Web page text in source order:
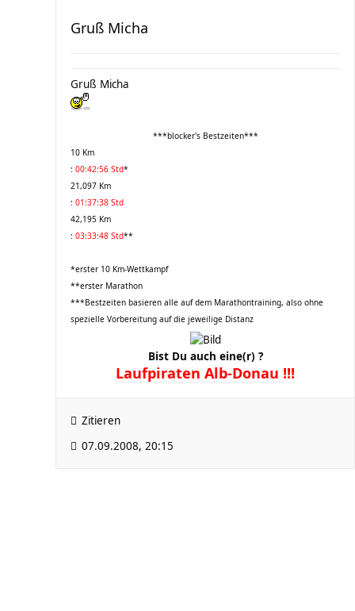
Gruß Micha
Gruß Micha
***blocker's Bestzeiten***
10 Km
: 00:42:56 Std*
21,097 Km
: 01:37:38 Std
42,195 Km
: 03:33:48 Std**
*erster 10 Km-Wettkampf
**erster Marathon
***Bestzeiten basieren alle auf dem Marathontraining, also ohne
spezielle Vorbereitung auf die jeweilige Distanz
Bist Du auch eine(r) ?
Laufpiraten Alb-Donau !!!
Zitieren
07.09.2008, 20:15